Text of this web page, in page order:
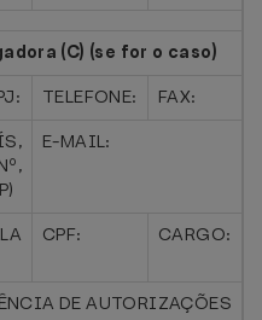
(C) (se for o caso)
TELEFONE:
FAX:
E-MAIL:
CPF: CARGO:
DE AUTORIZAÇÕES